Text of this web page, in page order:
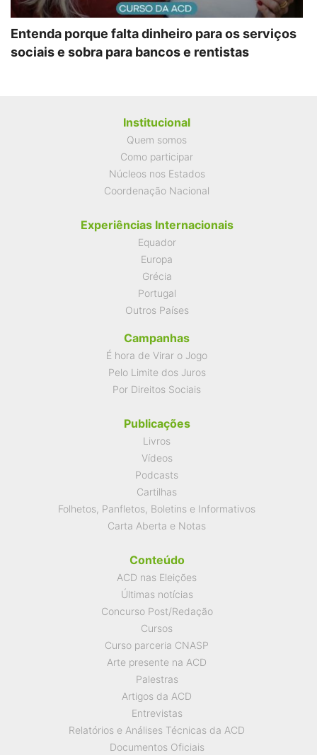
Entenda porque falta dinheiro para os serviços
sociais e sobra para bancos e rentistas
Institucional
Quem somos
Como participar
Núcleos nos Estados
Coordenação Nacional
Experiências Internacionais
Equador
Europa
Grécia
Portugal
Outros Países
Campanhas
É hora de Virar o Jogo
Pelo Limite dos Juros
Por Direitos Sociais
Publicações
Livros
Vídeos
Podcasts
Cartilhas
Folhetos, Panfletos, Boletins e Informativos
Carta Aberta e Notas
Conteúdo
ACD nas Eleições
Últimas notícias
Concurso Post/Redação
Cursos
Curso parceria CNASP
Arte presente na ACD
Palestras
Artigos da ACD
Entrevistas
Relatórios e Análises Técnicas da ACD
Documentos Oficiais